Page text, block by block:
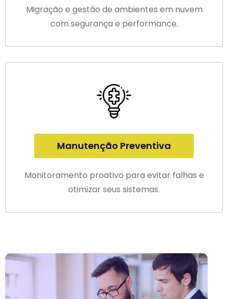
Migração e gestão de ambientes em nuvem
com segurança e performance.
Manutenção Preventiva
Monitoramento proativo para evitar falhas e
otimizar seus sistemas.